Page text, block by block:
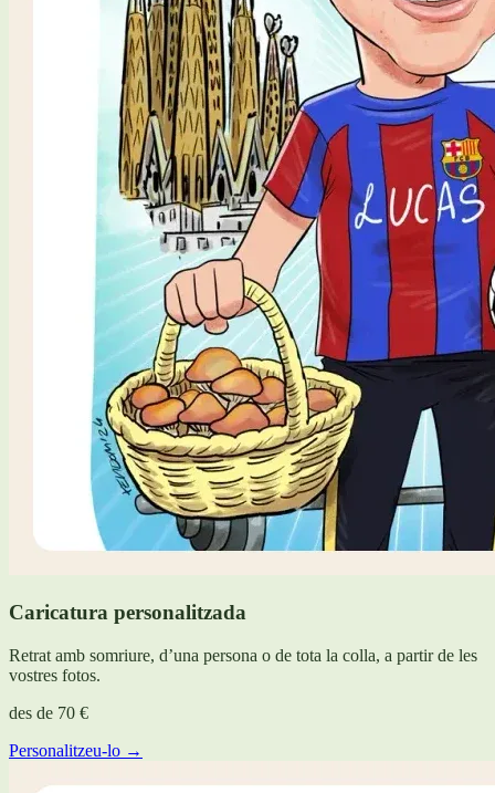
Caricatura personalitzada
Retrat amb somriure, d’una persona o de tota la colla, a partir de les
vostres fotos.
des de 70 €
Personalitzeu-lo →